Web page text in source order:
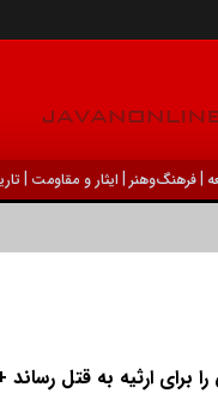
|فرهنگ‌و‌هنر | ایثار و مقاومت |
را برای ارثیه به قتل